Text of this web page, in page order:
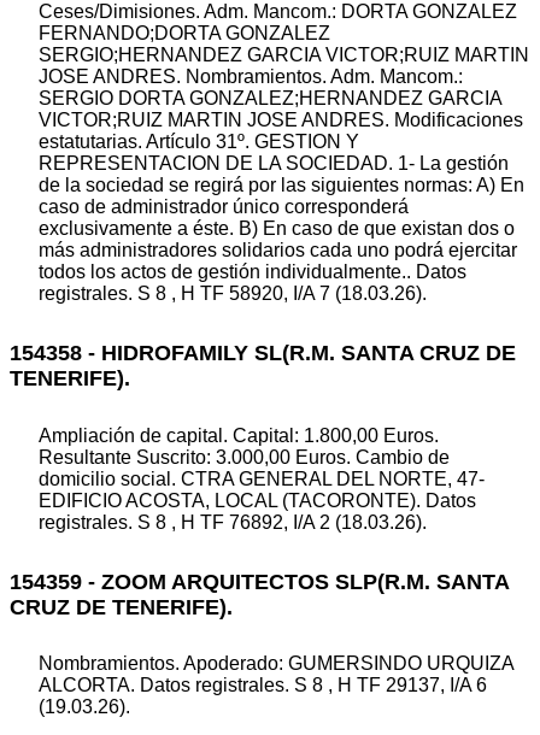
Ceses/Dimisiones. Adm. Mancom.: DORTA GONZALEZ
FERNANDO;DORTA GONZALEZ
SERGIO;HERNANDEZ GARCIA VICTOR;RUIZ MARTIN
JOSE ANDRES. Nombramientos. Adm. Mancom.:
SERGIO DORTA GONZALEZ;HERNANDEZ GARCIA
VICTOR;RUIZ MARTIN JOSE ANDRES. Modificaciones
estatutarias. Artículo 31º. GESTION Y
REPRESENTACION DE LA SOCIEDAD. 1- La gestión
de la sociedad se regirá por las siguientes normas: A) En
caso de administrador único corresponderá
exclusivamente a éste. B) En caso de que existan dos o
más administradores solidarios cada uno podrá ejercitar
todos los actos de gestión individualmente.. Datos
registrales. S 8 , H TF 58920, I/A 7 (18.03.26).
154358 - HIDROFAMILY SL(R.M. SANTA CRUZ DE
TENERIFE).
Ampliación de capital. Capital: 1.800,00 Euros.
Resultante Suscrito: 3.000,00 Euros. Cambio de
domicilio social. CTRA GENERAL DEL NORTE, 47-
EDIFICIO ACOSTA, LOCAL (TACORONTE). Datos
registrales. S 8 , H TF 76892, I/A 2 (18.03.26).
154359 - ZOOM ARQUITECTOS SLP(R.M. SANTA
CRUZ DE TENERIFE).
Nombramientos. Apoderado: GUMERSINDO URQUIZA
ALCORTA. Datos registrales. S 8 , H TF 29137, I/A 6
(19.03.26).